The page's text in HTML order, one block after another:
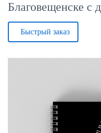
Благовещенске с
Быстрый заказ